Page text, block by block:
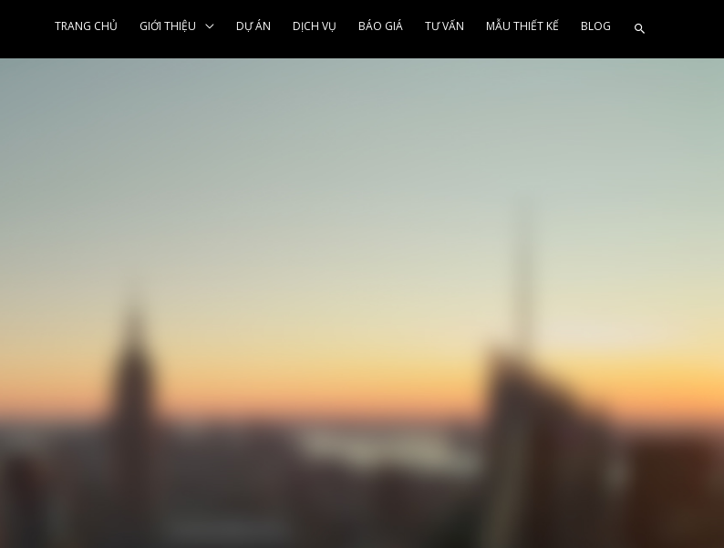
TRANG CHỦ GIỚI THIỆU DỰ ÁN DỊCH VỤ BÁO GIÁ TƯ VẤN MẪU THIẾT KẾ BLOG